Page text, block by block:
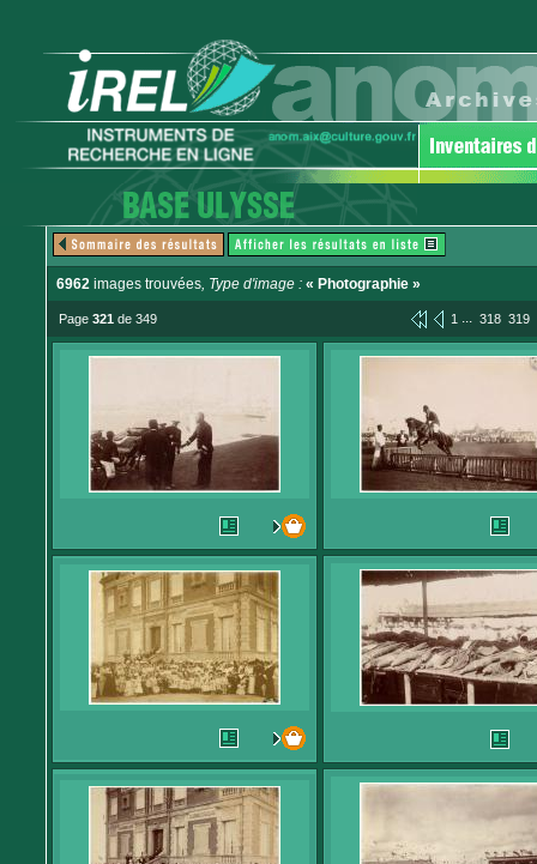
6962 images trouvées, Type d'image : « Photographie »
Page 321 de 349 1 ... 318 319